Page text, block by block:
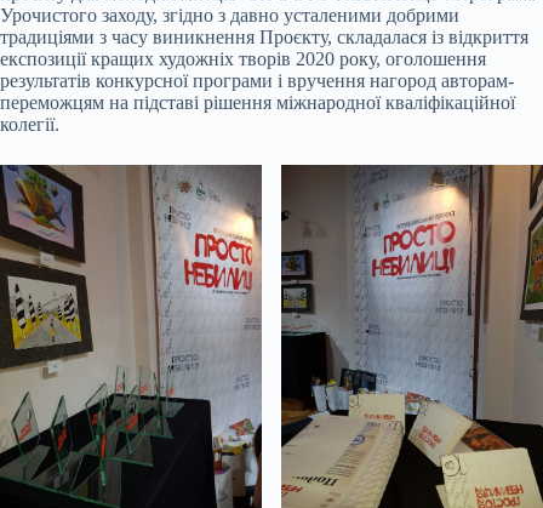
Урочистого заходу, згідно з давно усталеними добрими
традиціями з часу виникнення Проєкту, складалася із відкриття
експозиції кращих художніх творів 2020 року, оголошення
результатів конкурсної програми і вручення нагород авторам-
переможцям на підставі рішення міжнародної кваліфікаційної
колегії.